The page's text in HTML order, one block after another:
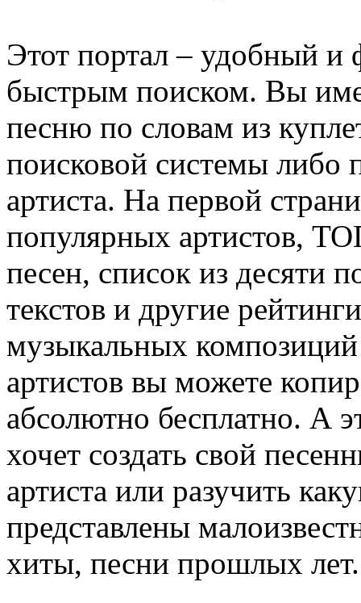
Этот портал – удобный и
быстрым поиском. Вы
песню по словам из
поисковой системы
артиста. На первой
популярных артистов,
песен, список из десяти
текстов и другие
музыкальных
артистов вы можете
абсолютно бесплатно. А
хочет создать свой
артиста или разучить
представлены
хиты, песни прошлых лет.